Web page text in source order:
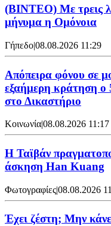
(ΒΙΝΤΕΟ) Με τρεις
μήνυμα η Ομόνοια
Γήπεδο|08.08.2026 11:29
Απόπειρα φόνου σε
εξαήμερη κράτηση ο
στο Δικαστήριο
Κοινωνία|08.08.2026 11:17
Η Ταϊβάν
άσκηση Han Kuang
Φωτογραφίες|08.08.2026
Έχει ζέστη; Μην